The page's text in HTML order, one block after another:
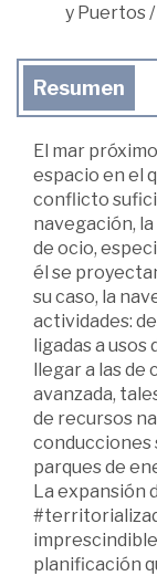
y Puertos /
Resumen
El mar
espacio en el
conflicto
navegación,
de ocio,
él se
su caso, la
actividades:
ligadas a
llegar a las
avanzada,
de recursos
conducciones
parques de
La expansión
planificación